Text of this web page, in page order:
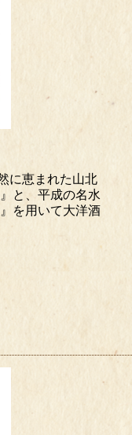
に恵まれた山北
と、平成の名水
を用いて大洋酒